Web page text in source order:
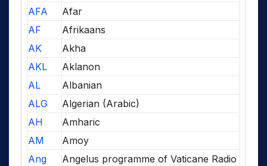
AFA
Afar
AF
Afrikaans
AK
Akha
AKL
Aklanon
AL
Albanian
ALG
Algerian (Arabic)
AH
Amharic
AM
Amoy
Ang
Angelus programme of Vaticane Radio